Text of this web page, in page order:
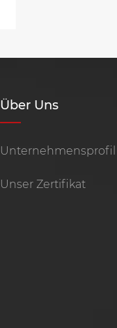
Über Uns
Unternehmensprofil
Unser Zertifikat